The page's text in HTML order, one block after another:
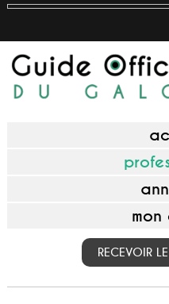
mon
RECEVOIR